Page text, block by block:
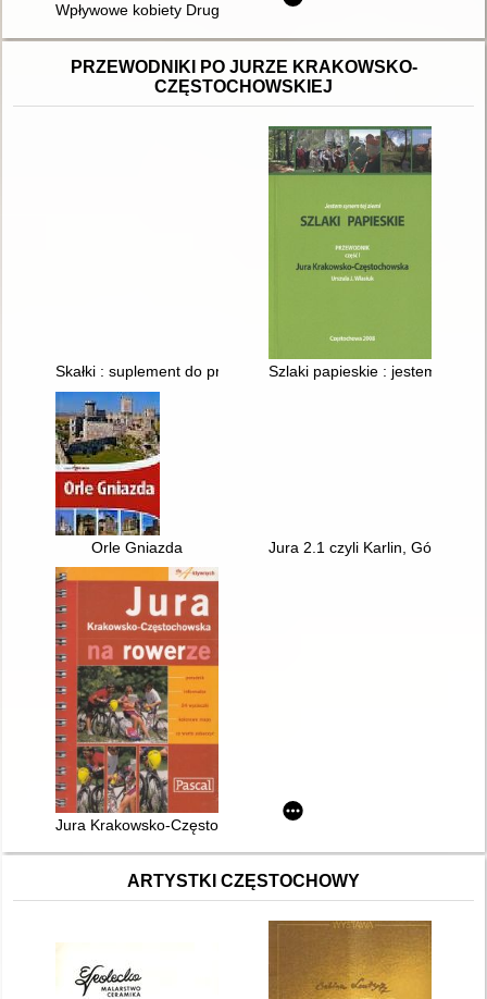
Wpływowe kobiety Drugiej Rzeczypospolitej
PRZEWODNIKI PO JURZE KRAKOWSKO-
CZĘSTOCHOWSKIEJ
Skałki : suplement do przewodników wspinaczkowych Skałki
Szlaki papieskie : jestem
Orle Gniazda Jura 2.1 czyli Karlin, Góra
Jura Krakowsko-Częstochowska na rowerze
ARTYSTKI CZĘSTOCHOWY